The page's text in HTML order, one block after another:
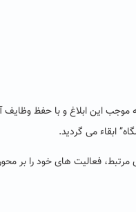
این ابلاغ و با حفظ وظایف
ابقاء می گردید.
فعالیت های خود را بر